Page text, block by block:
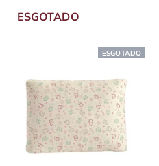
ESGOTADO
ESGOTADO